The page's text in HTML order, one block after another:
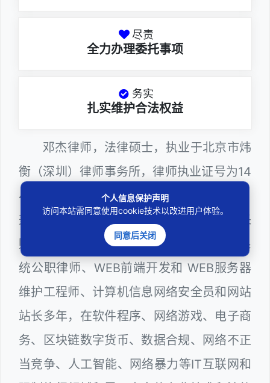
尽责
全力办理委托事项
务实
扎实维护合法权益
邓杰律师，法律硕士，执业于北京市炜
衡（深圳）律师事务所，律师执业证号为14
403201810022100。邓杰律师现（或曾）
兼任深圳市人民政府听证员、深圳市政府采
购评审专家（法律类），深圳市某区政府系
统公职律师、WEB前端开发和 WEB服务器
维护工程师、计算机信息网络安全员和网站
站长多年，在软件程序、网络游戏、电子商
务、区块链数字货币、数据合规、网络不正
当竞争、人工智能、网络暴力等IT互联网和
个人信息保护声明
访问本站需同意使用cookie技术以改进用户体验。
同意后关闭